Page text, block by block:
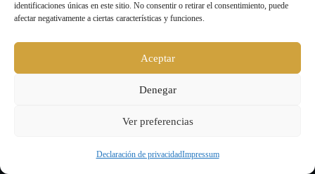
identificaciones únicas en este sitio. No consentir o retirar el consentimiento, puede
afectar negativamente a ciertas características y funciones.
Aceptar
Denegar
Ver preferencias
Declaración de privacidadImpressum
Aviso legal y política de privacidad